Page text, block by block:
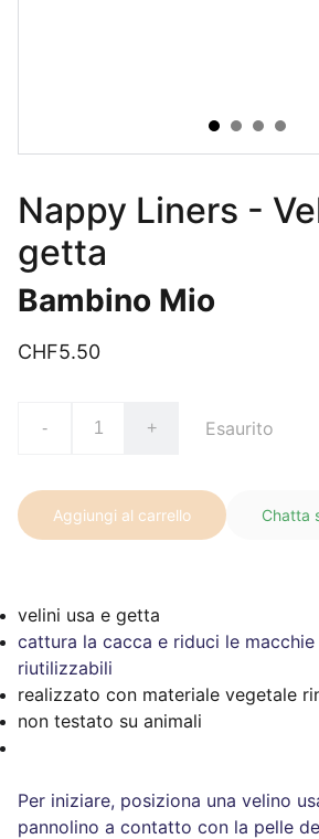
Nappy Liners -
getta
Bambino Mio
CHF5.50
- + Esaurito
Aggiungi al carrello Chatta
velini usa e getta
cattura la cacca e riduci le
riutilizzabili
realizzato con materiale vegetale
non testato su animali
Per iniziare, posiziona una velino
pannolino a contatto con la pelle